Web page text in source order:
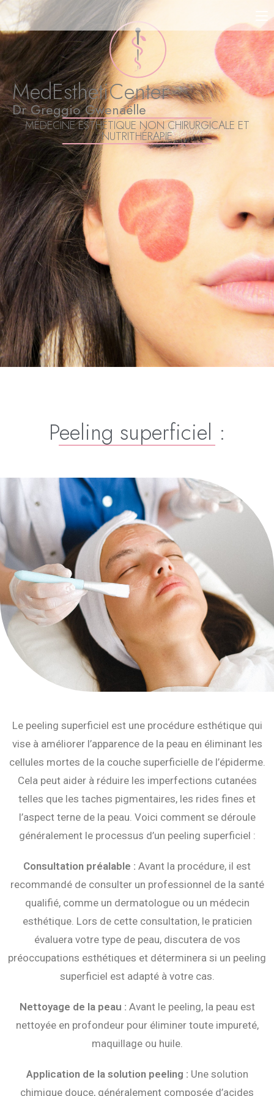
MedEsthetiCenter
Dr Greggio Gwenaëlle
MÉDECINE ESTHÉTIQUE NON CHIRURGICALE ET
NUTRITHÉRAPIE
Peeling superficiel :
Le peeling superficiel est une procédure esthétique qui
vise à améliorer l’apparence de la peau en éliminant les
cellules mortes de la couche superficielle de l’épiderme.
Cela peut aider à réduire les imperfections cutanées
telles que les taches pigmentaires, les rides fines et
l’aspect terne de la peau. Voici comment se déroule
généralement le processus d’un peeling superficiel :
Consultation préalable : Avant la procédure, il est
recommandé de consulter un professionnel de la santé
qualifié, comme un dermatologue ou un médecin
esthétique. Lors de cette consultation, le praticien
évaluera votre type de peau, discutera de vos
préoccupations esthétiques et déterminera si un peeling
superficiel est adapté à votre cas.
Nettoyage de la peau : Avant le peeling, la peau est
nettoyée en profondeur pour éliminer toute impureté,
maquillage ou huile.
Application de la solution peeling : Une solution
chimique douce, généralement composée d’acides